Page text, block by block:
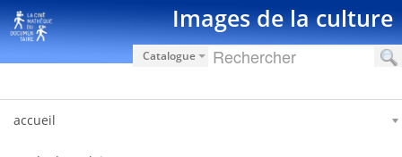
Ugrás a tartalomhoz Images de la culture
Catalogue
accueil